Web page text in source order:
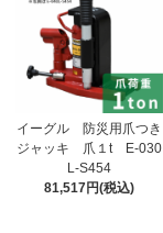
イーグル 防災用爪つき
ジャッキ 爪１t E-030
L-S454
81,517円(税込)